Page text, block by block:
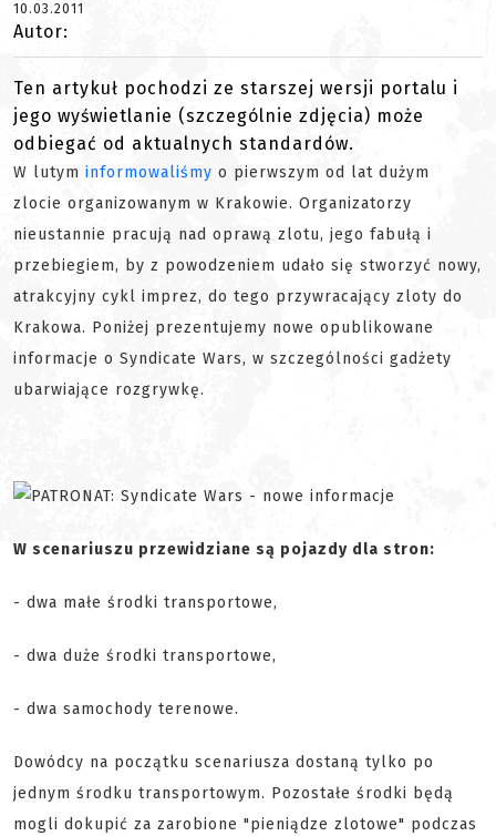
10.03.2011
Autor:
Ten artykuł pochodzi ze starszej wersji portalu i
jego wyświetlanie (szczególnie zdjęcia) może
odbiegać od aktualnych standardów.
W lutym informowaliśmy o pierwszym od lat dużym
zlocie organizowanym w Krakowie. Organizatorzy
nieustannie pracują nad oprawą zlotu, jego fabułą i
przebiegiem, by z powodzeniem udało się stworzyć nowy,
atrakcyjny cykl imprez, do tego przywracający zloty do
Krakowa. Poniżej prezentujemy nowe opublikowane
informacje o Syndicate Wars, w szczególności gadżety
ubarwiające rozgrywkę.
W scenariuszu przewidziane są pojazdy dla stron:
- dwa małe środki transportowe,
- dwa duże środki transportowe,
- dwa samochody terenowe.
Dowódcy na początku scenariusza dostaną tylko po
jednym środku transportowym. Pozostałe środki będą
mogli dokupić za zarobione "pieniądze zlotowe" podczas